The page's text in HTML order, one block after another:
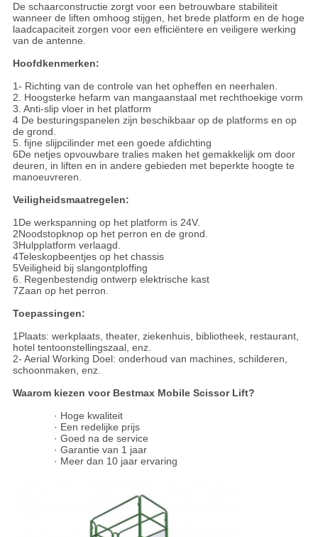
De schaarconstructie zorgt voor een betrouwbare stabiliteit
wanneer de liften omhoog stijgen, het brede platform en de hoge
laadcapaciteit zorgen voor een efficiëntere en veiligere werking
van de antenne.
Hoofdkenmerken:
1- Richting van de controle van het opheffen en neerhalen.
2. Hoogsterke hefarm van mangaanstaal met rechthoekige vorm
3. Anti-slip vloer in het platform
4 De besturingspanelen zijn beschikbaar op de platforms en op
de grond.
5. fijne slijpcilinder met een goede afdichting
6De netjes opvouwbare tralies maken het gemakkelijk om door
deuren, in liften en in andere gebieden met beperkte hoogte te
manoeuvreren.
Veiligheidsmaatregelen:
1De werkspanning op het platform is 24V.
2Noodstopknop op het perron en de grond.
3Hulpplatform verlaagd.
4Teleskopbeentjes op het chassis
5Veiligheid bij slangontploffing
6. Regenbestendig ontwerp elektrische kast
7Zaan op het perron.
Toepassingen:
1Plaats: werkplaats, theater, ziekenhuis, bibliotheek, restaurant,
hotel tentoonstellingszaal, enz.
2- Aerial Working Doel: onderhoud van machines, schilderen,
schoonmaken, enz.
Waarom kiezen voor Bestmax Mobile Scissor Lift?
· Hoge kwaliteit
· Een redelijke prijs
· Goed na de service
· Garantie van 1 jaar
· Meer dan 10 jaar ervaring